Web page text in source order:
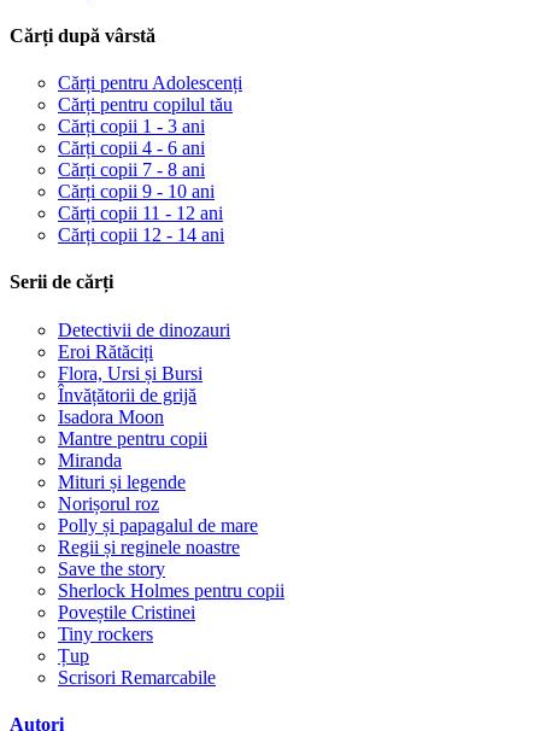
Cărți după vârstă
Cărți pentru Adolescenți
Cărți pentru copilul tău
Cărți copii 1 - 3 ani
Cărți copii 4 - 6 ani
Cărți copii 7 - 8 ani
Cărți copii 9 - 10 ani
Cărți copii 11 - 12 ani
Cărți copii 12 - 14 ani
Serii de cărți
Detectivii de dinozauri
Eroi Rătăciți
Flora, Ursi și Bursi
Învățătorii de grijă
Isadora Moon
Mantre pentru copii
Miranda
Mituri și legende
Norișorul roz
Polly și papagalul de mare
Regii și reginele noastre
Save the story
Sherlock Holmes pentru copii
Poveștile Cristinei
Tiny rockers
Țup
Scrisori Remarcabile
Autori